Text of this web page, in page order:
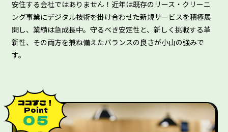
安住する会社ではありません！近年は既存のリース・クリーニ
ング事業にデジタル技術を掛け合わせた新規サービスを積極展
開し、業績は急成長中。守るべき安定性と、新しく挑戦する革
新性、その両方を兼ね備えたバランスの良さが小山の強みで
す。
ココすご！
Point
０５